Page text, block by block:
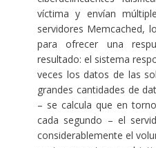
víctima y envían
servidores Memcached,
para ofrecer una
resultado: el sistema
veces los datos de las
grandes cantidades de
– se calcula que en
cada segundo – el
considerablemente el